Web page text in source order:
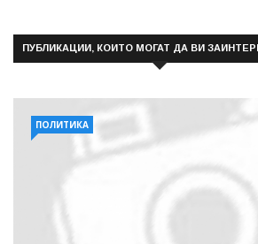
ПУБЛИКАЦИИ, КОИТО МОГАТ ДА ВИ
ПОЛИТИКА